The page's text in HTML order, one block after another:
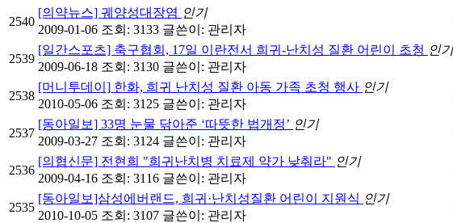
2540
[의약뉴스] 궤양성대장염 인기
2009-01-06 조회: 3133 글쓴이: 관리자
2539
[일간스포츠] 축구협회, 17일 이란전서 희귀-난치성 질환 어린이 초청 인기
2009-06-18 조회: 3130 글쓴이: 관리자
2538
[머니투데이] 한화, 희귀 난치성 질환 아동 가족 초청 행사 인기
2010-05-06 조회: 3125 글쓴이: 관리자
2537
[동아일보] 33명 눈물 닦아준 ‘따뜻한 법개정’ 인기
2009-03-27 조회: 3124 글쓴이: 관리자
2536
[의협신문] 전현희 "희귀난치병 치료제 약가 낮춰라" 인기
2009-04-16 조회: 3116 글쓴이: 관리자
2535
[동아일보]삼성에버랜드, 희귀·난치성질환 어린이 지원식 인기
2010-10-05 조회: 3107 글쓴이: 관리자